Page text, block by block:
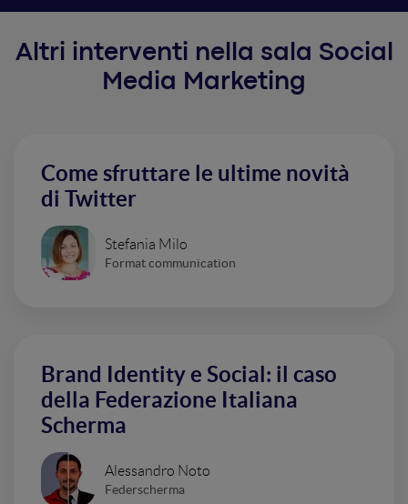
Altri interventi nella sala Social
Media Marketing
Come sfruttare le ultime novità
di Twitter
Stefania Milo
Format communication
Brand Identity e Social: il caso
della Federazione Italiana
Scherma
Alessandro Noto
Federscherma